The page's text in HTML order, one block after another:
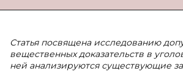
Статья посвящена исследованию
вещественных доказательств в
ней анализируются существующие